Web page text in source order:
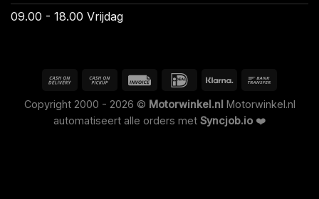
09.00 - 18.00 Vrijdag
Copyright 2000 - 2026 © Motorwinkel.nl Motorwinkel.nl
automatiseert alle orders met Syncjob.io ❤️